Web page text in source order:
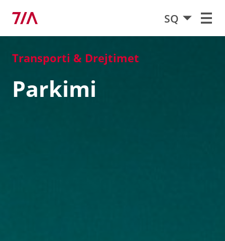
SQ
Transporti & Drejtimet
Parkimi